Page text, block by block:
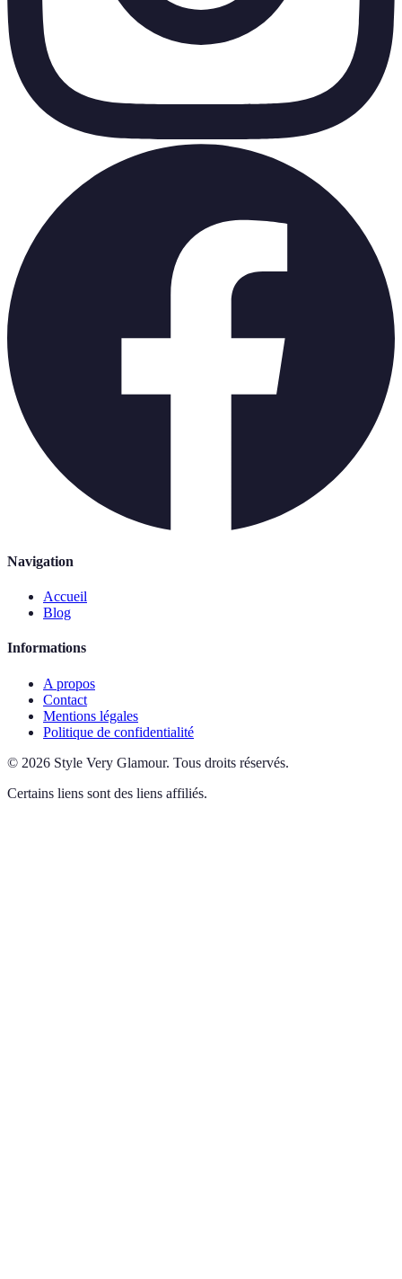
Navigation
Accueil
Blog
Informations
A propos
Contact
Mentions légales
Politique de confidentialité
© 2026 Style Very Glamour. Tous droits réservés.
Certains liens sont des liens affiliés.